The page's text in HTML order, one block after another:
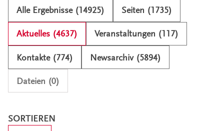
Alle Ergebnisse (14925) Seiten (1735)
Aktuelles (4637) Veranstaltungen (117)
Kontakte (774) Newsarchiv (5894)
Dateien (0)
SORTIEREN